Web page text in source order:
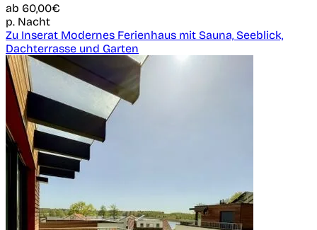
ab 60,00€
p. Nacht
Zu Inserat Modernes Ferienhaus mit Sauna, Seeblick,
Dachterrasse und Garten